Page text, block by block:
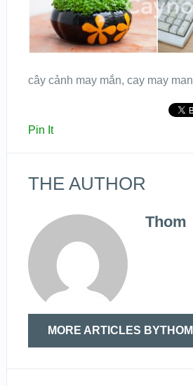
cây cảnh may mắn, cay may man
Pin It
THE AUTHOR
Thom
MORE ARTICLES BYTHOM